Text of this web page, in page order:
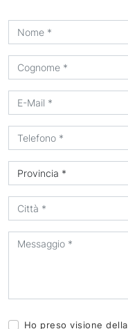
Ho preso visione della